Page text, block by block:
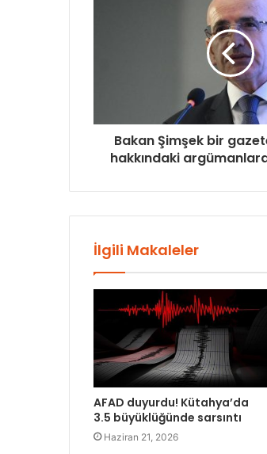
Bakan Şimşek bir
hakkındaki
İlgili Makaleler
AFAD duyurdu! Kütahya’da
3.5 büyüklüğünde sarsıntı
Haziran 21, 2026